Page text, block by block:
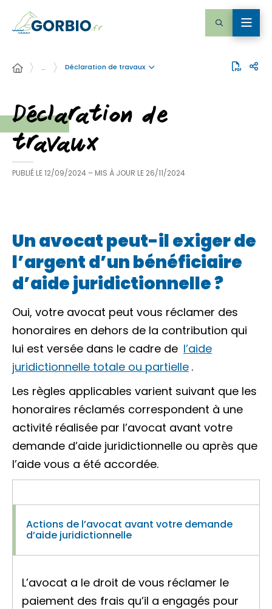
… Déclaration de travaux
Déclaration de
travaux
PUBLIÉ LE12/09/2024 – MIS À JOUR LE 26/11/2024
Un avocat peut-il exiger de
l’argent d’un bénéficiaire
d’aide juridictionnelle ?
Oui, votre avocat peut vous réclamer des
honoraires en dehors de la contribution qui
lui est versée dans le cadre de l’aide
juridictionnelle totale ou partielle .
Les règles applicables varient suivant que les
honoraires réclamés correspondent à une
activité réalisée par l’avocat avant votre
demande d’aide juridictionnelle ou après que
l’aide vous a été accordée.
Actions de l’avocat avant votre demande
d’aide juridictionnelle
L’avocat a le droit de vous réclamer le
paiement des frais qu’il a engagés pour